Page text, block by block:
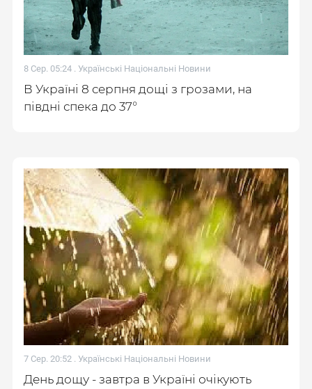
8 Сер. 05:24 . Українські Національні Новини
В Україні 8 серпня дощі з грозами, на
півдні спека до 37°
7 Сер. 20:52 . Українські Національні Новини
День дощу - завтра в Україні очікують